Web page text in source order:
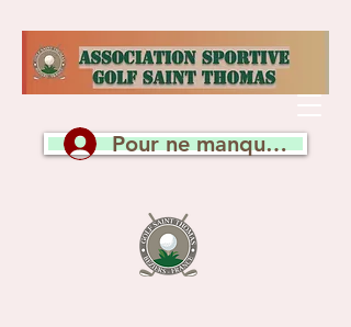
Pour ne manquer